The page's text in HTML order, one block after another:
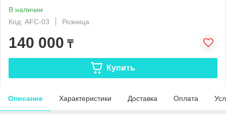
В наличии
Код: AFC-03
Розница
140 000 ₸
Купить
Описание Характеристики Доставка Оплата